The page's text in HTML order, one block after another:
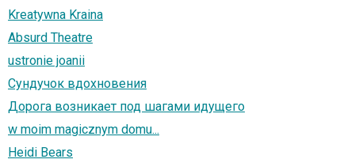
Kreatywna Kraina
Absurd Theatre
ustronie joanii
Сундучок вдохновения
Дорога возникает под шагами идущего
w moim magicznym domu...
Heidi Bears